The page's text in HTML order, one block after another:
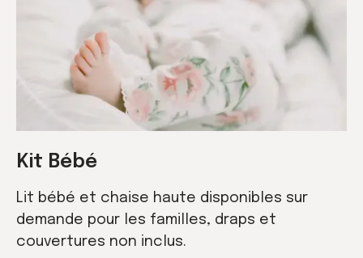
Kit Bébé
Lit bébé et chaise haute disponibles sur
demande pour les familles, draps et
couvertures non inclus.